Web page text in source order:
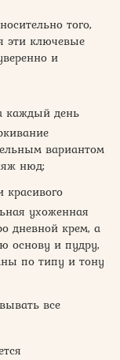
того,
эти ключевые
и
каждый день
вариантом
нюд;
красивого
ухоженная
дневной крем, а
основу и пудру,
по типу и тону
все